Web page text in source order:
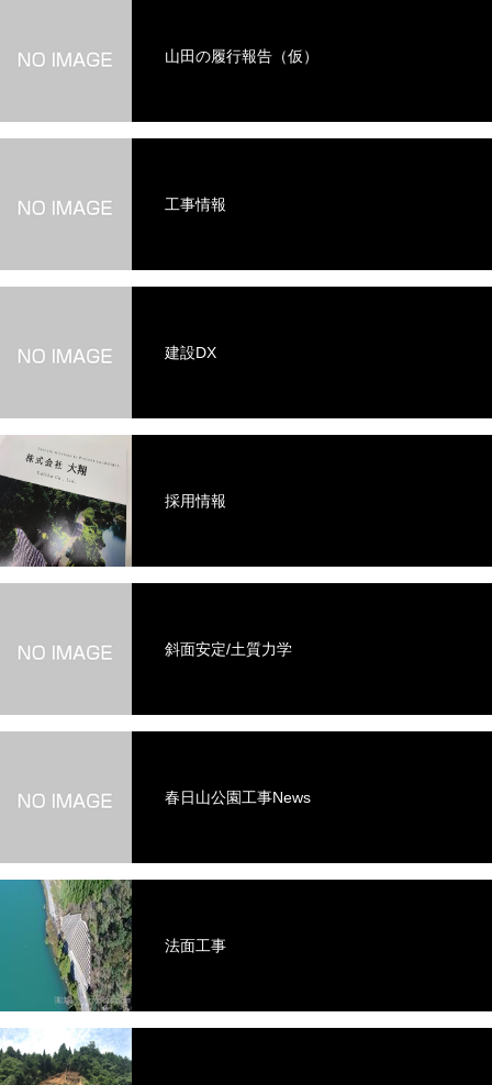
山田の履行報告（仮）
工事情報
建設DX
採用情報
斜面安定/土質力学
春日山公園工事News
法面工事